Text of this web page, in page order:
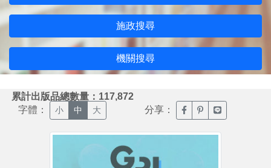
施政搜尋
機關搜尋
累計出版品總數量：117,872
字體： 小 中 大 分享： 臉書分享(另開新視窗)
噗浪分享(另開新
Line分享(另